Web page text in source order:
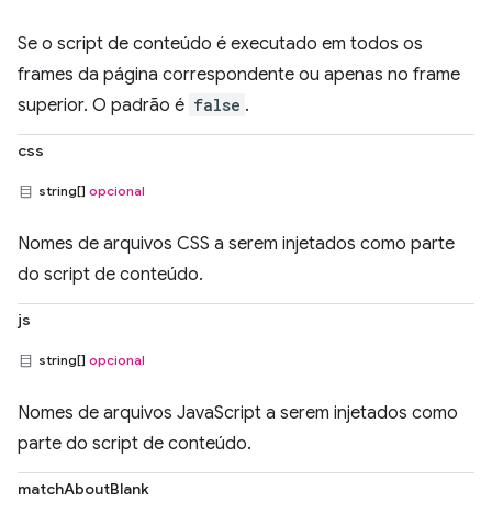
Se o script de conteúdo é executado em todos os
frames da página correspondente ou apenas no frame
superior. O padrão é false .
css
string[] opcional
Nomes de arquivos CSS a serem injetados como parte
do script de conteúdo.
js
string[] opcional
Nomes de arquivos JavaScript a serem injetados como
parte do script de conteúdo.
matchAboutBlank